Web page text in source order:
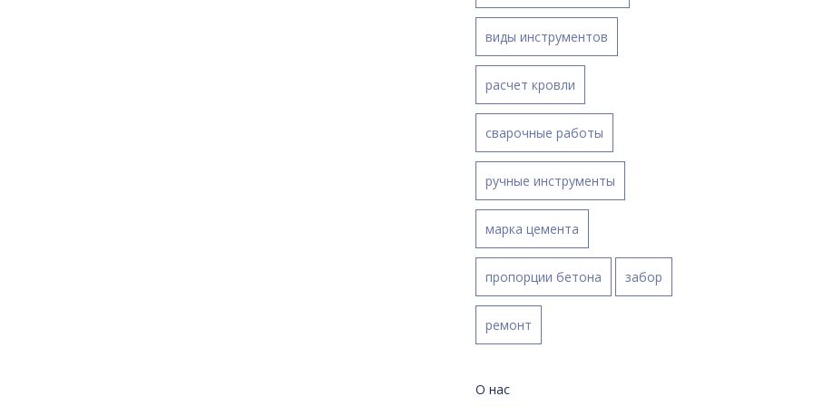
если
виды инструментов
расчет кровли
сварочные работы
ручные инструменты
марка цемента
пропорции бетона забор
ремонт
О нас